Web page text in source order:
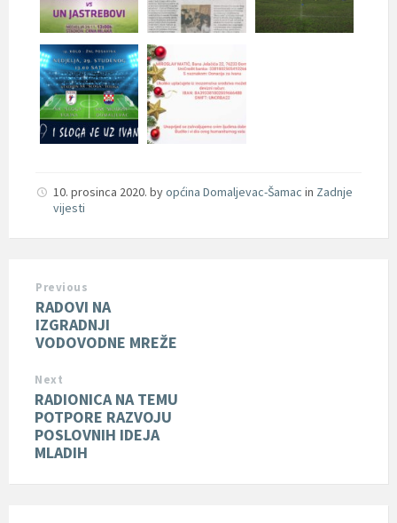
10. prosinca 2020. byopćina Domaljevac-Šamac in Zadnje
vijesti
Previous
RADOVI NA
IZGRADNJI
VODOVODNE MREŽE
Next
RADIONICA NA TEMU
POTPORE RAZVOJU
POSLOVNIH IDEJA
MLADIH